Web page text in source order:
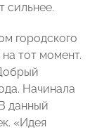
сильнее.
городского
тот момент.
Начинала
данный
«Идея